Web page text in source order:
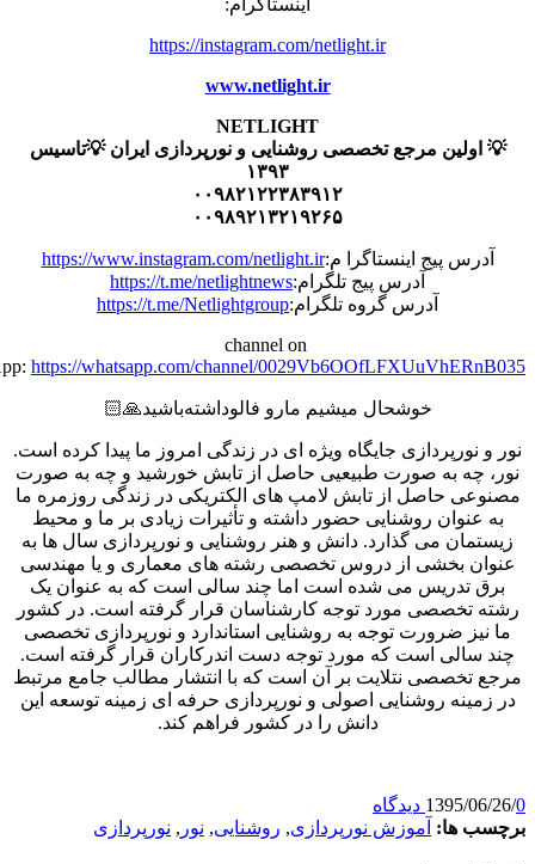
اینستاگرام:
https://instagram.com/netlight.ir
www.netlight.ir
NETLIGHT
مرجع تخصصی روشنایی و نورپردازی ایران 💡تاسیس
۰۰۹۸۲۱۲۲۳۸۳۹۱۲
۰۰۹۸۹۲۱۳۲۱۹۲۶۵
پیج اینستاگرا م:https://www.instagram.com/netlight.ir
آدرس پیج تلگرام: https://t.me/netlightnews
آدرس گروه تلگرام: https://t.me/Netlightgroup
channel on
WhatsApp:https://whatsapp.com/channel/
خوشحال میشیم مارو فالو‌داشته‌باشید🙏🏻
جایگاه ویژه ای در زندگی امروز ما پیدا کرده است.
به صورت طبیعیی حاصل از تابش خورشید و چه به صورت
حاصل از تابش لامپ های الکتریکی در زندگی روزمره ما
روشنایی حضور داشته و تأثیرات زیادی بر ما و محیط
می گذارد. دانش و هنر روشنایی و نورپردازی سال ها به
بخشی از دروس تخصصی رشته های معماری و یا مهندسی
تدریس می شده است اما چند سالی است که به عنوان یک
مورد توجه کارشناسان قرار گرفته است. در کشور
ضرورت توجه به روشنایی استاندارد و نورپردازی تخصصی
است که مورد توجه دست اندرکاران قرار گرفته است.
نتلایت بر آن است که با انتشار مطالب جامع مرتبط
روشنایی اصولی و نورپردازی حرفه ای زمینه توسعه این
دانش را در کشور فراهم کند.
1395/
ها: آموزش نورپردازی ,روشنایی ,نور,نورپردازی